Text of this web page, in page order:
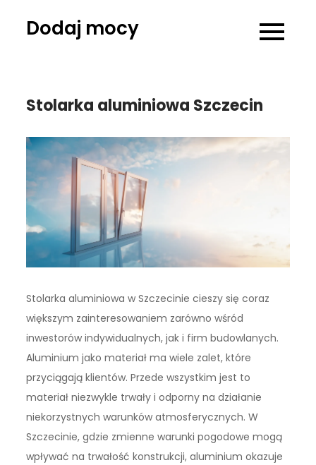
Dodaj mocy
Stolarka aluminiowa Szczecin
Stolarka aluminiowa w Szczecinie cieszy się coraz
większym zainteresowaniem zarówno wśród
inwestorów indywidualnych, jak i firm budowlanych.
Aluminium jako materiał ma wiele zalet, które
przyciągają klientów. Przede wszystkim jest to
materiał niezwykle trwały i odporny na działanie
niekorzystnych warunków atmosferycznych. W
Szczecinie, gdzie zmienne warunki pogodowe mogą
wpływać na trwałość konstrukcji, aluminium okazuje